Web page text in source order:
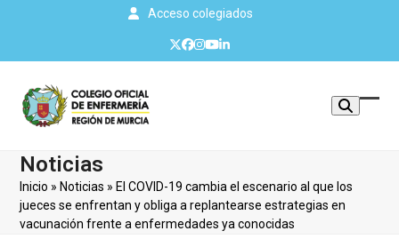
Acceso colegiados
Twitter
Facebook
Instagram
YouTube
LinkedIn
Noticias
Inicio » Noticias » El COVID-19 cambia el escenario al que los
jueces se enfrentan y obliga a replantearse estrategias en
vacunación frente a enfermedades ya conocidas